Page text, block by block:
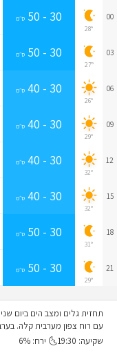
00
28°
30 - 50 ס״מ
03
27°
30 - 50 ס״מ
06
26°
30 - 40 ס״מ
09
29°
30 - 40 ס״מ
12
32°
30 - 40 ס״מ
15
32°
30 - 40 ס״מ
18
31°
30 - 50 ס״מ
21
29°
30 - 50 ס״מ
תחזית גלים ומצב הים ביום שני
שקיעה: 19:30🌜 ירח: 6%